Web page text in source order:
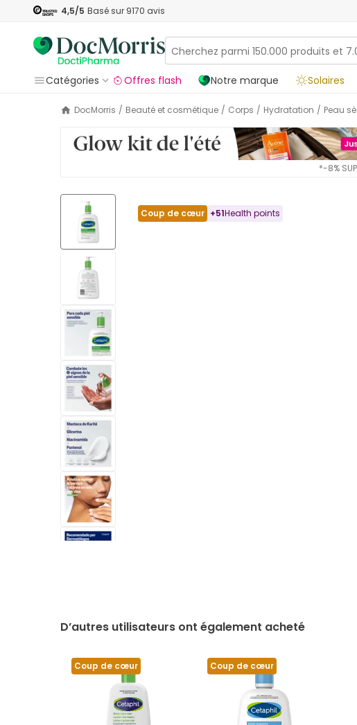
4,5/5 Basé sur 9170 avis
Catégories
Offres flash Notre marque Solaires
DocMorris / Beauté et cosmétique / Corps / Hydratation / Peau
*-8%
Coup de cœur +51Health points
D’autres utilisateurs ont également acheté
Coup de cœur Coup de cœur